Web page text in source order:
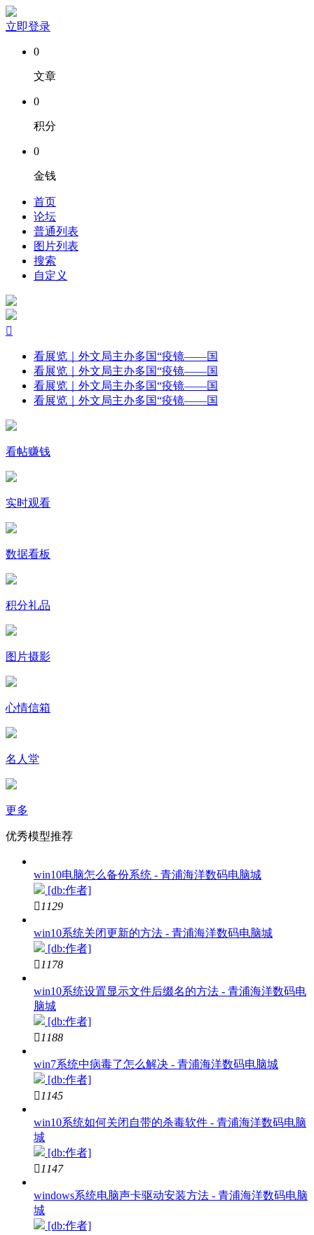
立即登录
0
文章
0
积分
0
金钱
首页
论坛
普通列表
图片列表
搜索
自定义

看展览｜外文局主办多国“疫镜——国
看展览｜外文局主办多国“疫镜——国
看展览｜外文局主办多国“疫镜——国
看展览｜外文局主办多国“疫镜——国
看帖赚钱
实时观看
数据看板
积分礼品
图片摄影
心情信箱
名人堂
更多
优秀模型推荐
win10电脑怎么备份系统 - 青浦海洋数码电脑城
[db:作者]
 1129
win10系统关闭更新的方法 - 青浦海洋数码电脑城
[db:作者]
 1178
win10系统设置显示文件后缀名的方法 - 青浦海洋数码电
脑城
[db:作者]
 1188
win7系统中病毒了怎么解决 - 青浦海洋数码电脑城
[db:作者]
 1145
win10系统如何关闭自带的杀毒软件 - 青浦海洋数码电脑
城
[db:作者]
 1147
windows系统电脑声卡驱动安装方法 - 青浦海洋数码电脑
城
[db:作者]